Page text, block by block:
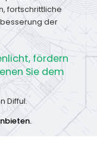
fortschrittliche
der
fördern
Sie dem
Difful.